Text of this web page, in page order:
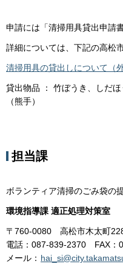
申請には「清掃用具貸出申請
詳細については、下記の高松
清掃用具の貸出しについて（
貸出物品 ： 竹ぼうき、しだ
（熊手）
担当課
ボランティア清掃のごみ袋の
環境指導課 適正処理対策室
〒760-0080 高松市木太町
電話：087-839-2370 FAX：
メール：